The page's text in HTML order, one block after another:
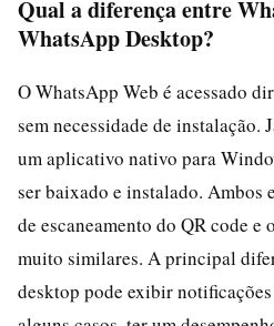
Qual a diferença entre
WhatsApp Desktop?
O WhatsApp Web é acessado
sem necessidade de instalação.
um aplicativo nativo para
ser baixado e instalado. Ambos
de escaneamento do QR code
muito similares. A principal
desktop pode exibir